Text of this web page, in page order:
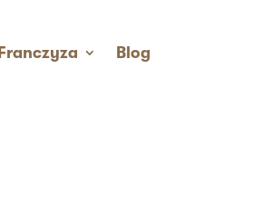
Franczyza Blog